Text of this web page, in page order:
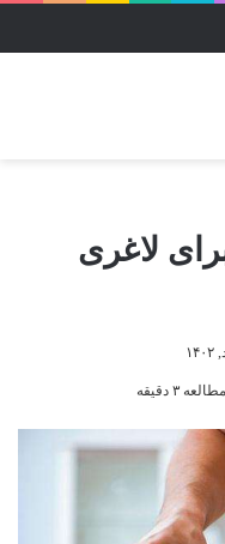
برای لاغری
۳ دقیقه